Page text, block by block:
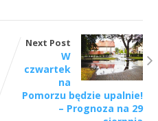
Next Post
W
czwartek
na
Pomorzu będzie upalnie!
– Prognoza na 29